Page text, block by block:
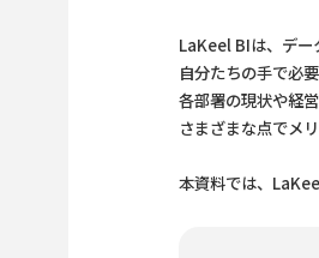
LaKeel BIは、デー
自分たちの手で必
各部署の現状や経
さまざまな点でメ
本資料では、